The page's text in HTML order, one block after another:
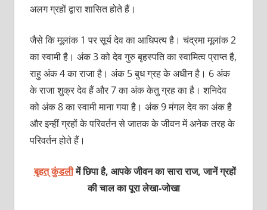
अलग ग्रहों द्वारा शासित होते हैं।
जैसे कि मूलांक 1 पर सूर्य देव का आधिपत्य है। चंद्रमा मूलांक 2
का स्वामी है। अंक 3 को देव गुरु बृहस्पति का स्वामित्व प्राप्त है,
राहु अंक 4 का राजा है। अंक 5 बुध ग्रह के अधीन है। 6 अंक
के राजा शुक्र देव हैं और 7 का अंक केतु ग्रह का है। शनिदेव
को अंक 8 का स्वामी माना गया है। अंक 9 मंगल देव का अंक है
और इन्हीं ग्रहों के परिवर्तन से जातक के जीवन में अनेक तरह के
परिवर्तन होते हैं।
बृहत् कुंडलीमें छिपा है, आपके जीवन का सारा राज, जानें ग्रहों
की चाल का पूरालेखा-जोखा